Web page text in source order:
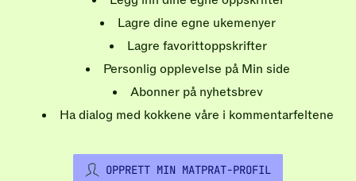
Lagre dine egne ukemenyer
Lagre favorittoppskrifter
Personlig opplevelse på Min side
Abonner på nyhetsbrev
Ha dialog med kokkene våre i kommentarfeltene
OPPRETT MIN MATPRAT-PROFIL